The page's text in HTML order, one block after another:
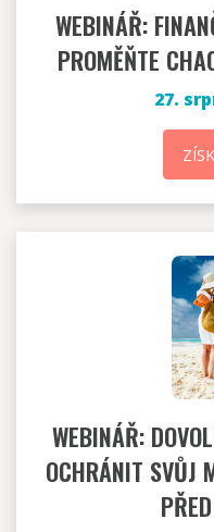
WEBINÁŘ:
PROMĚŇTE
27.
WEBINÁŘ:
OCHRÁNIT SVŮJ